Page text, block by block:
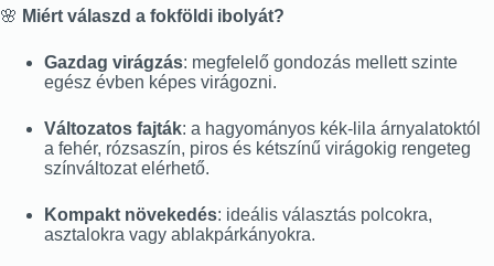
🌸 Miért válaszd a fokföldi ibolyát?
Gazdag virágzás: megfelelő gondozás mellett szinte
egész évben képes virágozni.
Változatos fajták: a hagyományos kék-lila árnyalatoktól
a fehér, rózsaszín, piros és kétszínű virágokig rengeteg
színváltozat elérhető.
Kompakt növekedés: ideális választás polcokra,
asztalokra vagy ablakpárkányokra.